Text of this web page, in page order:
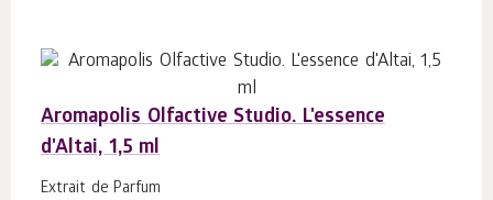
Aromapolis Olfactive Studio. L'essence
d'Altai, 1,5 ml
Extrait de Parfum